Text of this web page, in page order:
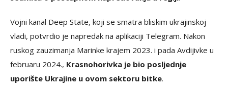
Vojni kanal Deep State, koji se smatra bliskim ukrajinskoj
vladi, potvrdio je napredak na aplikaciji Telegram. Nakon
ruskog zauzimanja Marinke krajem 2023. i pada Avdijivke u
februaru 2024., Krasnohorivka je bio posljednje
uporište Ukrajine u ovom sektoru bitke.